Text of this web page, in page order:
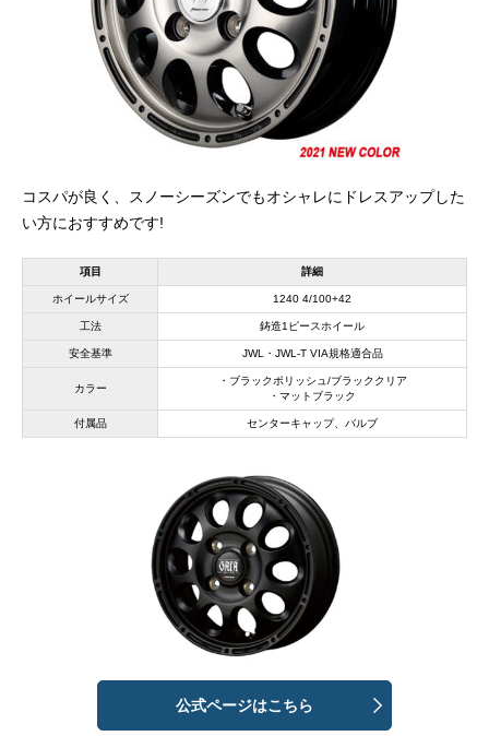
コスパが良く、スノーシーズンでもオシャレにドレスアップした
い方におすすめです!
項目 詳細
ホイールサイズ 1240 4/100+42
工法 鋳造1ピースホイール
安全基準 JWL・JWL-T VIA規格適合品
カラー
・ブラックポリッシュ/ブラッククリア
・マットブラック
付属品 センターキャップ、バルブ
公式ページはこちら